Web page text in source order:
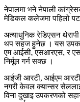
नेपालमा भने नेपाली
मेडिकल कलेजमा पहिलो
अत्याधुनिक रेडिएसन
थप सहज हुनेछ । यस
एम आईसी, एसआरएस, र
निर्मूल गर्न सक्छ ।
आईजी आरटी, आईएम आरटी,
नगरी केवल क्यान्सर सेललाई
विना दुखाइ उपकरणको